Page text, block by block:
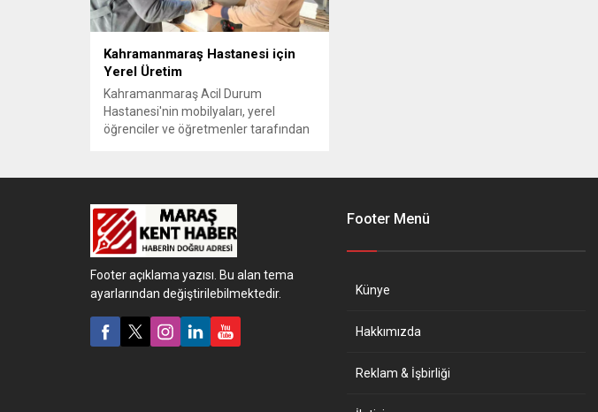
Kahramanmaraş Hastanesi için
Yerel Üretim
Kahramanmaraş Acil Durum
Hastanesi'nin mobilyaları, yerel
öğrenciler ve öğretmenler tarafından
Footer açıklama yazısı. Bu alan tema
ayarlarından değiştirilebilmektedir.
Footer Menü
Künye
Hakkımızda
Reklam & İşbirliği